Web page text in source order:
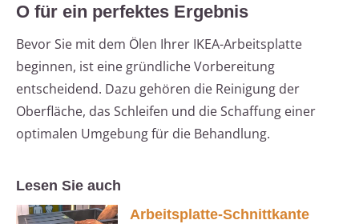
O für ein perfektes Ergebnis
Bevor Sie mit dem Ölen Ihrer IKEA-Arbeitsplatte
beginnen, ist eine gründliche Vorbereitung
entscheidend. Dazu gehören die Reinigung der
Oberfläche, das Schleifen und die Schaffung einer
optimalen Umgebung für die Behandlung.
Lesen Sie auch
Arbeitsplatte-Schnittkante